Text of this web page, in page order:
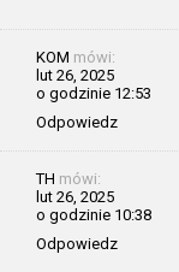
KOM mówi:
lut 26, 2025
o godzinie 12:53
Odpowiedz
TH mówi:
lut 26, 2025
o godzinie 10:38
Odpowiedz